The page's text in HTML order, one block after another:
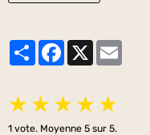
PartagerFacebook
X
★ ★ ★ ★ ★
1 vote. Moyenne 5 sur 5.